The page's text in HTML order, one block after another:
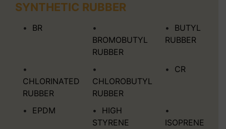
SYNTHETIC RUBBER
BR
BROMOBUTYL
RUBBER
BUTYL
RUBBER
CHLORINATED
RUBBER
CHLOROBUTYL
RUBBER
CR
EPDM
HIGH
STYRENE
ISOPRENE